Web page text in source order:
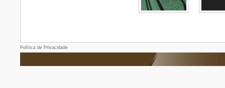
Política de Privacidade